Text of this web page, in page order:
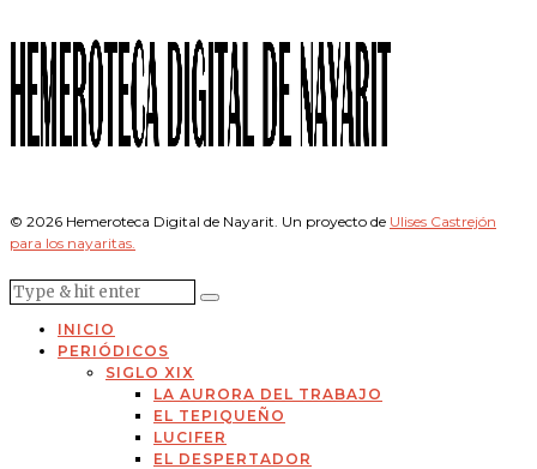
© 2026 Hemeroteca Digital de Nayarit. Un proyecto de Ulises Castrejón
para los nayaritas.
INICIO
PERIÓDICOS
SIGLO XIX
LA AURORA DEL TRABAJO
EL TEPIQUEÑO
LUCIFER
EL DESPERTADOR